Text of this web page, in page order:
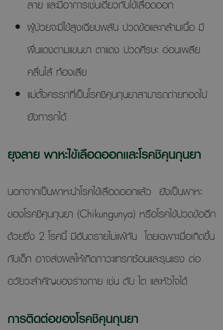
ลาย และมีอาการเช่นเดียวกับไข้เลือดออก
ผู้ป่วยจะมีไข้สูงเฉียบพลัน ปวดข้อและกล้ามเนื้อ มี
ผื่นแดงตามแขนขา ตาแดง ปวดศีรษะ อ่อนเพลีย
คลื่นไส้ ท้องเสีย
แม่ตั้งครรภ์ที่เป็นโรคชิคุนกุนยาสามารถถ่ายทอดไป
ยังทารกได้
ยุงลาย พาหะไข้เลือดออกและโรคชิคุนกุนยา
นอกจากเป็นพาหะนำโรคไข้เลือดออกแล้ว ยังเป็นพาหะ
ของโรคชิคุนกุนยา (Chikungunya) หรือโรคไข้ปวดข้ออีก
ด้วยซึ่ง 2 โรคนี้ มีอันตรายไม่แพ้กัน โดยเฉพาะเมื่อเกิดขึ้น
กับเด็ก อาจส่งผลให้เกิดภาวะแทรกซ้อนและรุนแรง ต่อ
อวัยวะสำคัญของร่างกาย เช่น ตับ ไต และหัวใจได้
การติดต่อของโรคชิคุนกุนยา